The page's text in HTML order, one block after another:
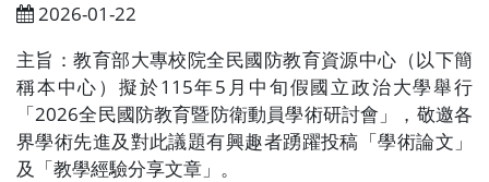
2026-01-22
主旨：教育部大專校院全民國防教育資源中心（以下簡
稱本中心）擬於115年5 月中旬假國立政治大學舉行
「2026全民國防教育暨防衛動員學術研討會」，敬邀各
界學術先進及對此議題有興趣者踴躍投稿「學術論文」
及「教學經驗分享文章」。